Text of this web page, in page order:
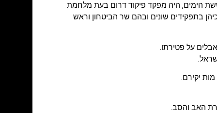
הימים, היה מפקד פיקוד דרום בעת מלחמת
שחרורו כיהן בתפקידים שונים ובהם שר הביטחון וראש
על פטירתו.
יקירם.
האב והסב.